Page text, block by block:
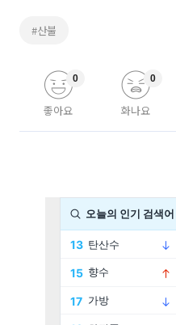
#산불
좋아요
0
화나요
0